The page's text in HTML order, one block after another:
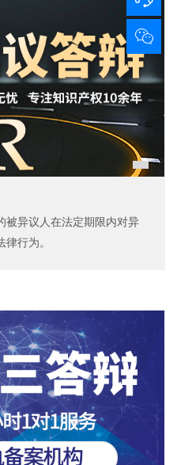
被异议人在法定期限内对异
行为。